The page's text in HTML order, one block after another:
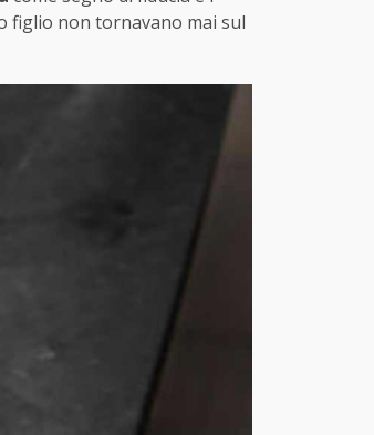
figlio non tornavano mai sul